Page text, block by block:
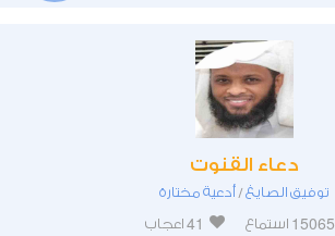
دعاء القنوت
توفيق الصايغ/أدعية مختارة
استماع 41 اعجاب